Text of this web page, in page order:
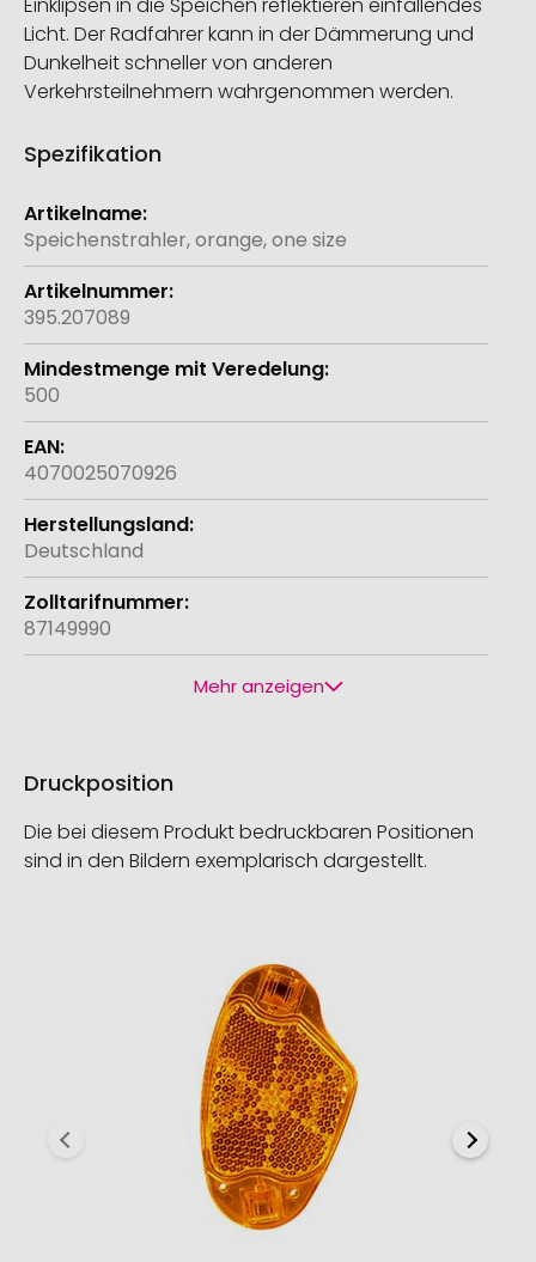
Einklipsen in die Speichen reflektieren einfallendes
Licht. Der Radfahrer kann in der Dämmerung und
Dunkelheit schneller von anderen
Verkehrsteilnehmern wahrgenommen werden.
Spezifikation
Weitere
Informationen
Speichenstrahler, orange, one size
395.207089
500
4070025070926
Deutschland
87149990
Mehr anzeigen
Druckposition
Die bei diesem Produkt bedruckbaren Positionen
sind in den Bildern exemplarisch dargestellt.